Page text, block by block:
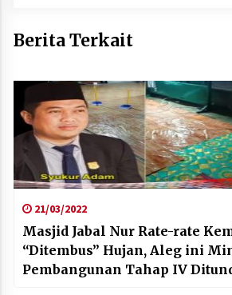
Berita Terkait
21/03/2022
Masjid Jabal Nur Rate-rate
“Ditembus” Hujan, Aleg ini
Pembangunan Tahap IV